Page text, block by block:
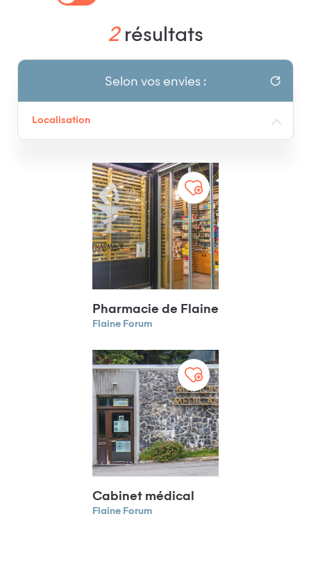
2résultats
Selon vos envies :
Localisation
Pharmacie de Flaine
Flaine Forum
Cabinet médical
Flaine Forum